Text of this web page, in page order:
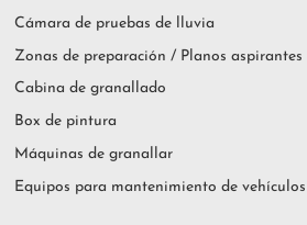
Cámara de pruebas de lluvia
Zonas de preparación / Planos aspirantes
Cabina de granallado
Box de pintura
Máquinas de granallar
Equipos para mantenimiento de vehículos